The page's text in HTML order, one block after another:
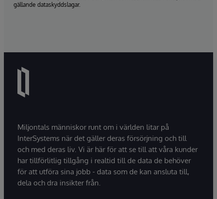
gällande dataskyddslagar.
Miljontals människor runt om i världen litar på
InterSystems när det gäller deras försörjning och till
och med deras liv. Vi är här för att se till att våra kunder
har tillförlitlig tillgång i realtid till de data de behöver
för att utföra sina jobb - data som de kan ansluta till,
dela och dra insikter från.